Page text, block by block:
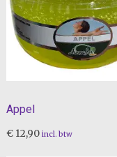
Appel
€12,90 incl. btw